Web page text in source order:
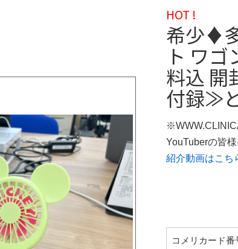
HOT !
希少♦️
ト ワ
料込 開
付録≫
YouTuberの皆
紹介動画はこち
コメリカード